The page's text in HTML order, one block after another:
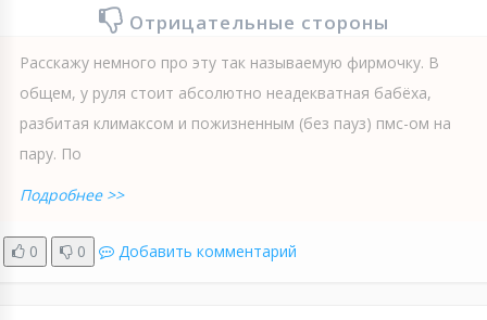
Отрицательные стороны
Расскажу немного про эту так называемую фирмочку. В
общем, у руля стоит абсолютно неадекватная бабёха,
разбитая климаксом и пожизненным (без пауз) пмс-ом на
пару. По
Подробнее >>
0 0 Добавить комментарий